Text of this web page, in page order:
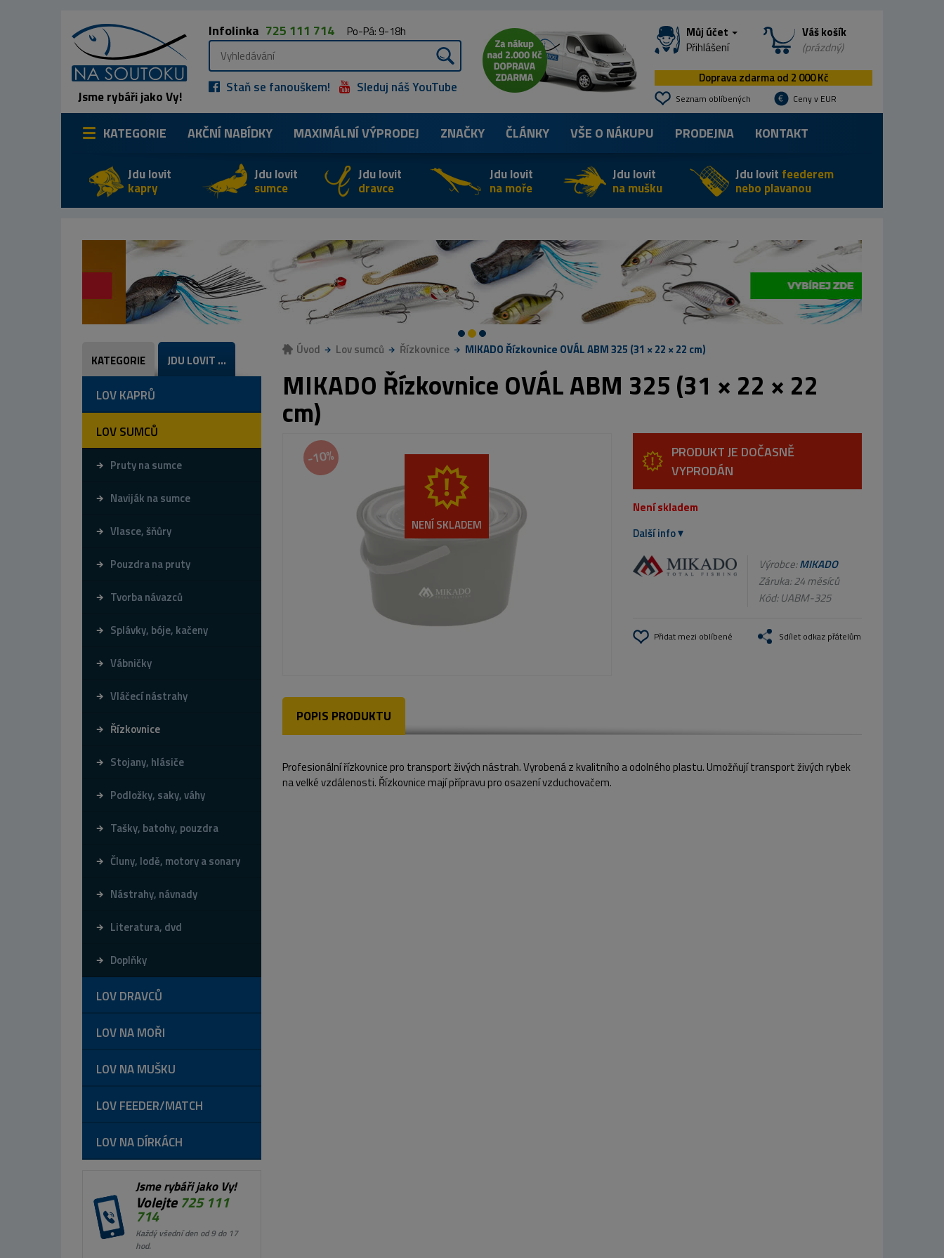
Jsme rybáři jako Vy!
Infolinka 725 111 714 Po-Pá: 9-18h
Staň se fanouškem! Sleduj náš YouTube
Můj účet
Přihlášení
Váš košík
(prázdný)
Doprava zdarma od 2 000 Kč
Seznam oblíbených Ceny v EUR
KATEGORIE AKČNÍ NABÍDKY MAXIMÁLNÍVÝPRODEJ ZNAČKY ČLÁNKY VŠE O NÁKUPU PRODEJNA KONTAKT
Jdu lovit
kapry
Jdu lovit
sumce
Jdu lovit
dravce
Jdu lovit
na moře
Jdu lovit
na mušku
Jdu lovit feederem
nebo plavanou
KATEGORIE JDU LOVIT ...
LOV KAPRŮ
LOV SUMCŮ
Pruty na sumce
Naviják na sumce
Vlasce, šňůry
Pouzdra na pruty
Tvorba návazců
Splávky, bóje, kačeny
Vábničky
Vláčecí nástrahy
Řízkovnice
Stojany, hlásiče
Podložky, saky, váhy
Tašky, batohy, pouzdra
Čluny, lodě, motory a sonary
Nástrahy, návnady
Literatura, dvd
Doplňky
LOV DRAVCŮ
LOV NA MOŘI
LOV NA MUŠKU
LOV FEEDER/MATCH
LOV NA DÍRKÁCH
Jsme rybáři jako Vy!
Volejte725 111
714
Každý všední den od 9 do 17
hod.
Úvod Lov sumců Řízkovnice MIKADO Řízkovnice OVÁL ABM 325 (31 × 22 × 22 cm)
MIKADO Řízkovnice OVÁL ABM 325 (31 × 22 × 22
cm)
-10%
NENÍ SKLADEM
PRODUKT JE DOČASNĚ
VYPRODÁN
Není skladem
Další info
Výrobce:MIKADO
Záruka: 24 měsíců
Kód:UABM-325
Přidat mezi oblíbené Sdílet odkaz přátelům
POPIS PRODUKTU
Profesionální řízkovnice pro transport živých nástrah. Vyrobená z kvalitního a odolného plastu. Umožňují transport živých rybek
na velké vzdálenosti. Řízkovnice mají přípravu pro osazení vzduchovačem.